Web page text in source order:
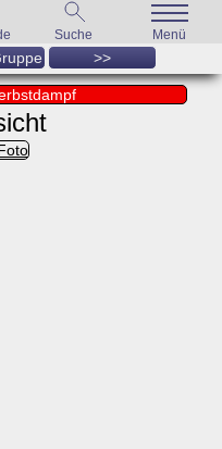
Suche Menü
>>